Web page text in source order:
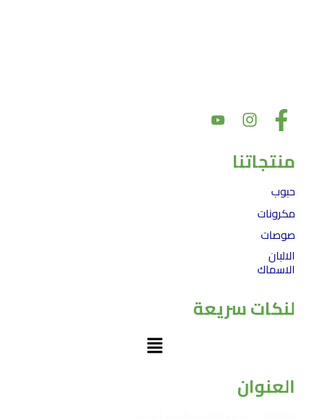
منتجاتنا
حبوب
مكرونات
صوصات
الالبان
الاسماك
لنكات سريعة
Menu
العنوان